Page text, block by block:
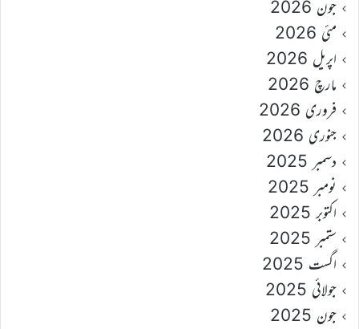
جون 2026
مئی 2026
اپریل 2026
مارچ 2026
فروری 2026
جنوری 2026
دسمبر 2025
نومبر 2025
اکتوبر 2025
ستمبر 2025
اگست 2025
جولائی 2025
جون 2025